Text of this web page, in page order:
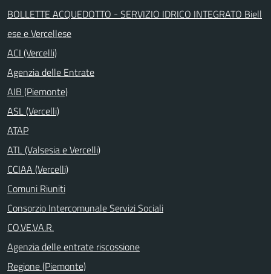
BOLLETTE ACQUEDOTTO - SERVIZIO IDRICO INTEGRATO Biell
ese e Vercellese
ACI (Vercelli)
Agenzia delle Entrate
AIB (Piemonte)
ASL (Vercelli)
ATAP
ATL (Valsesia e Vercelli)
CCIAA (Vercelli)
Comuni Riuniti
Consorzio Intercomunale Servizi Sociali
CO.VE.VA.R.
Agenzia delle entrate riscossione
Regione (Piemonte)